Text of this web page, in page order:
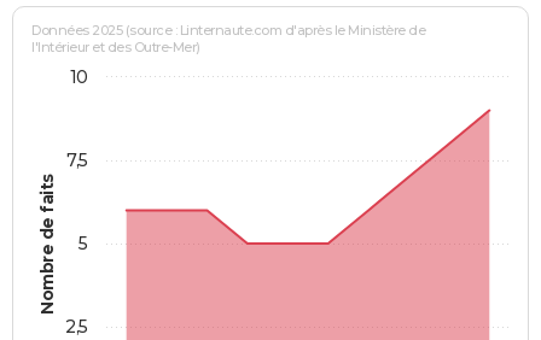
Nombre de faits
Données 2025 (source : Linternaute.com d'après le Ministère de
l'Intérieur et des Outre-Mer)
2,5
5
7,5
10